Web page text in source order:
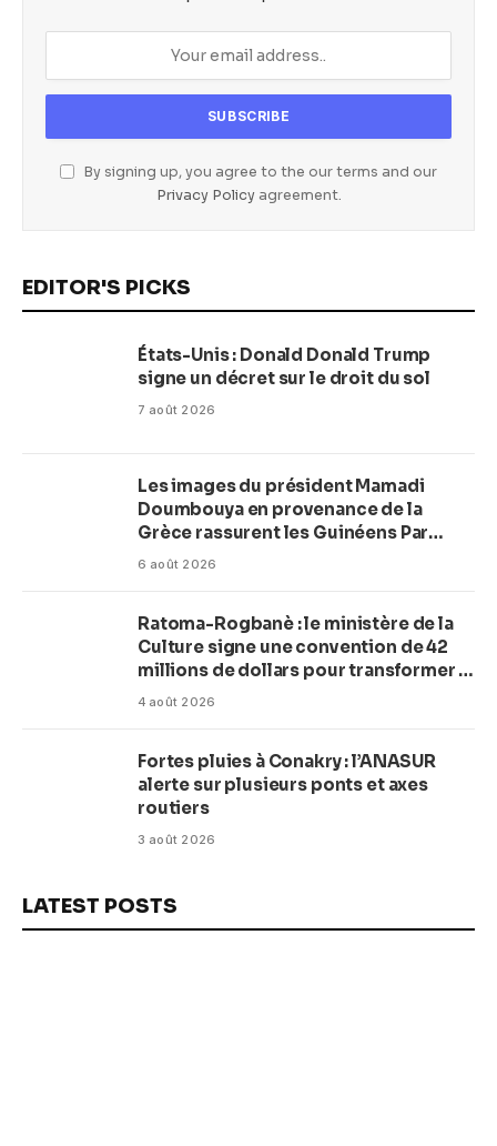
By signing up, you agree to the our terms and our
Privacy Policyagreement.
EDITOR'S PICKS
États-Unis : Donald Donald Trump
signe un décret sur le droit du sol
7 août 2026
Les images du président Mamadi
Doumbouya en provenance de la
Grèce rassurent les Guinéens Par
(Macka Baldé)
6 août 2026
Ratoma-Rogbanè : le ministère de la
Culture signe une convention de 42
millions de dollars pour transformer la
plage en complexe balnéaire
4 août 2026
Fortes pluies à Conakry : l’ANASUR
alerte sur plusieurs ponts et axes
routiers
3 août 2026
LATEST POSTS